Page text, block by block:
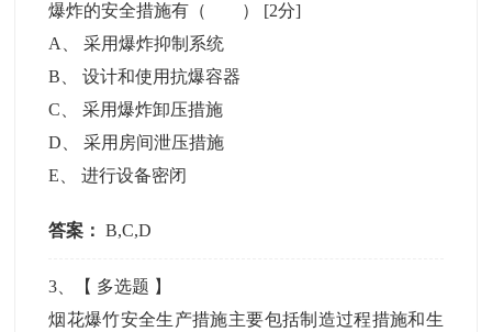
爆炸的安全措施有（ ） [2分]
A
、采用爆炸抑制系统
B 、设计和使用抗爆容器
C 、采用爆炸卸压措施
D 、采用房间泄压措施
E 、进行设备密闭
答案： B,C,D
3 、【 多选题 】
烟花爆竹安全生产措施主要包括制造过程措施和生